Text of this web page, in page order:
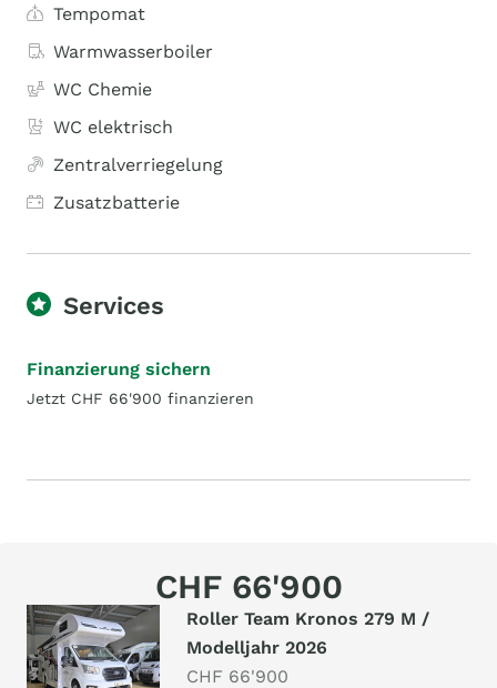
Tempomat
Warmwasserboiler
WC Chemie
WC elektrisch
Zentralverriegelung
Zusatzbatterie
Services
Finanzierung sichern
Jetzt CHF 66'900 finanzieren
CHF 66'900
Roller Team Kronos 279 M /
Modelljahr 2026
CHF 66'900